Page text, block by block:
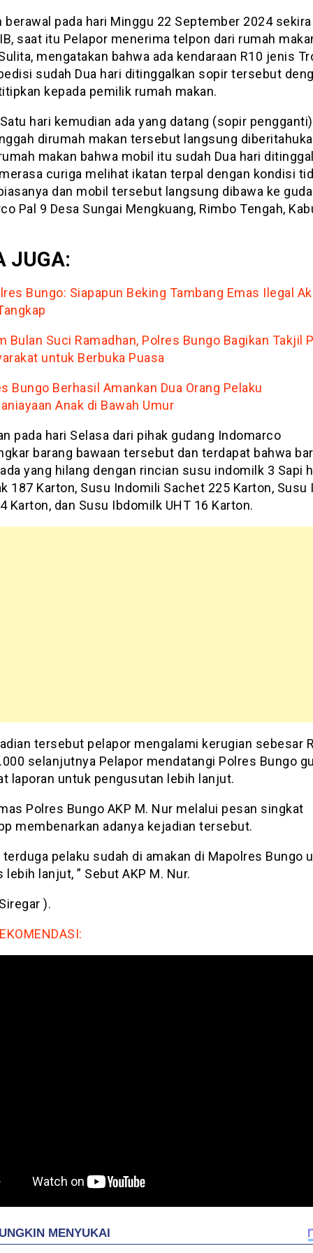
berawal pada hari Minggu 22 September 2024
saat itu Pelapor menerima telpon dari rumah
mengatakan bahwa ada kendaraan R10 jenis
sudah Dua hari ditinggalkan sopir tersebut
kepada pemilik rumah makan.
hari kemudian ada yang datang (sopir
dirumah makan tersebut langsung
makan bahwa mobil itu sudah Dua hari
curiga melihat ikatan terpal dengan kondisi
dan mobil tersebut langsung dibawa ke
Pal 9 Desa Sungai Mengkuang, Rimbo Tengah,
JUGA:
Bungo: Siapapun Beking Tambang Emas Ilegal
Bulan Suci Ramadhan, Polres Bungo Bagikan Takjil
untuk Berbuka Puasa
Bungo Berhasil Amankan Dua Orang Pelaku
Anak di Bawah Umur
pada hari Selasa dari pihak gudang Indomarco
barang bawaan tersebut dan terdapat bahwa
yang hilang dengan rincian susu indomilk 3 Sapi
187 Karton, Susu Indomili Sachet 225 Karton, Susu
Karton, dan Susu Ibdomilk UHT 16 Karton.
tersebut pelapor mengalami kerugian sebesar
selanjutnya Pelapor mendatangi Polres Bungo
laporan untuk pengusutan lebih lanjut.
Polres Bungo AKP M. Nur melalui pesan singkat
membenarkan adanya kejadian tersebut.
terduga pelaku sudah di amakan di Mapolres Bungo
lebih lanjut, ” Sebut AKP M. Nur.
).